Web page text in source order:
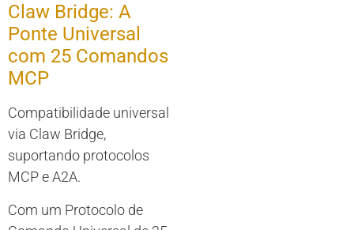
Claw Bridge: A
Ponte Universal
com 25 Comandos
MCP
Compatibilidade universal
via Claw Bridge,
suportando protocolos
MCP e A2A.
Com um Protocolo de